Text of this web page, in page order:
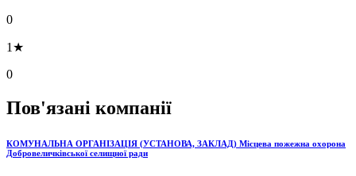
0
1★
0
Пов'язані компанії
КОМУНАЛЬНА ОРГАНІЗАЦІЯ (УСТАНОВА, ЗАКЛАД) Місцева пожежна охорона
Добровеличківської селищної ради